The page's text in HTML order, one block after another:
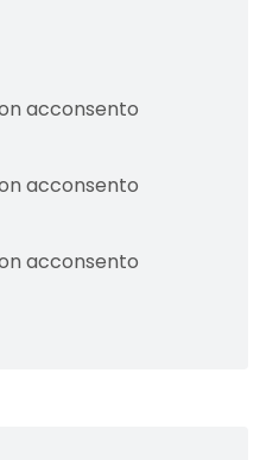
acconsento
acconsento
acconsento